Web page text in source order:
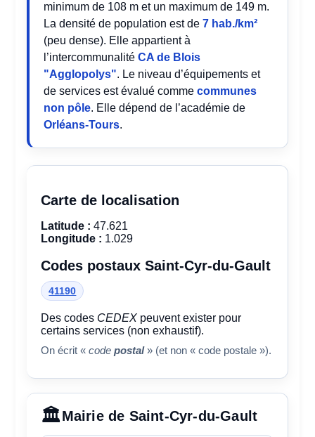
minimum de 108 m et un maximum de 149 m.
La densité de population est de7 hab./km²
(peu dense). Elle appartient à
l’intercommunalitéCA de Blois
"Agglopolys". Le niveau d’équipements et
de services est évalué commecommunes
non pôle. Elle dépend de l’académie de
Orléans-Tours.
Carte de localisation
Latitude : 47.621
Longitude : 1.029
Codes postaux Saint-Cyr-du-Gault
41190
Des codes CEDEX peuvent exister pour
certains services (non exhaustif).
On écrit «codepostal» (et non « code postale »).
Mairie de Saint-Cyr-du-Gault